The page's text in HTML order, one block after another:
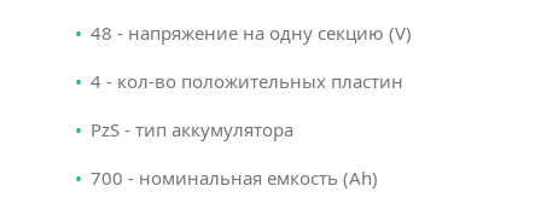
48 - напряжение на одну секцию (V)
4 - кол-во положительных пластин
PzS - тип аккумулятора
700 - номинальная емкость (Ah)